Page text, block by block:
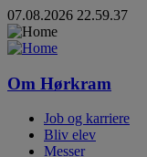
07.08.2026 22.59.37
Om Hørkram
Job og karriere
Bliv elev
Messer